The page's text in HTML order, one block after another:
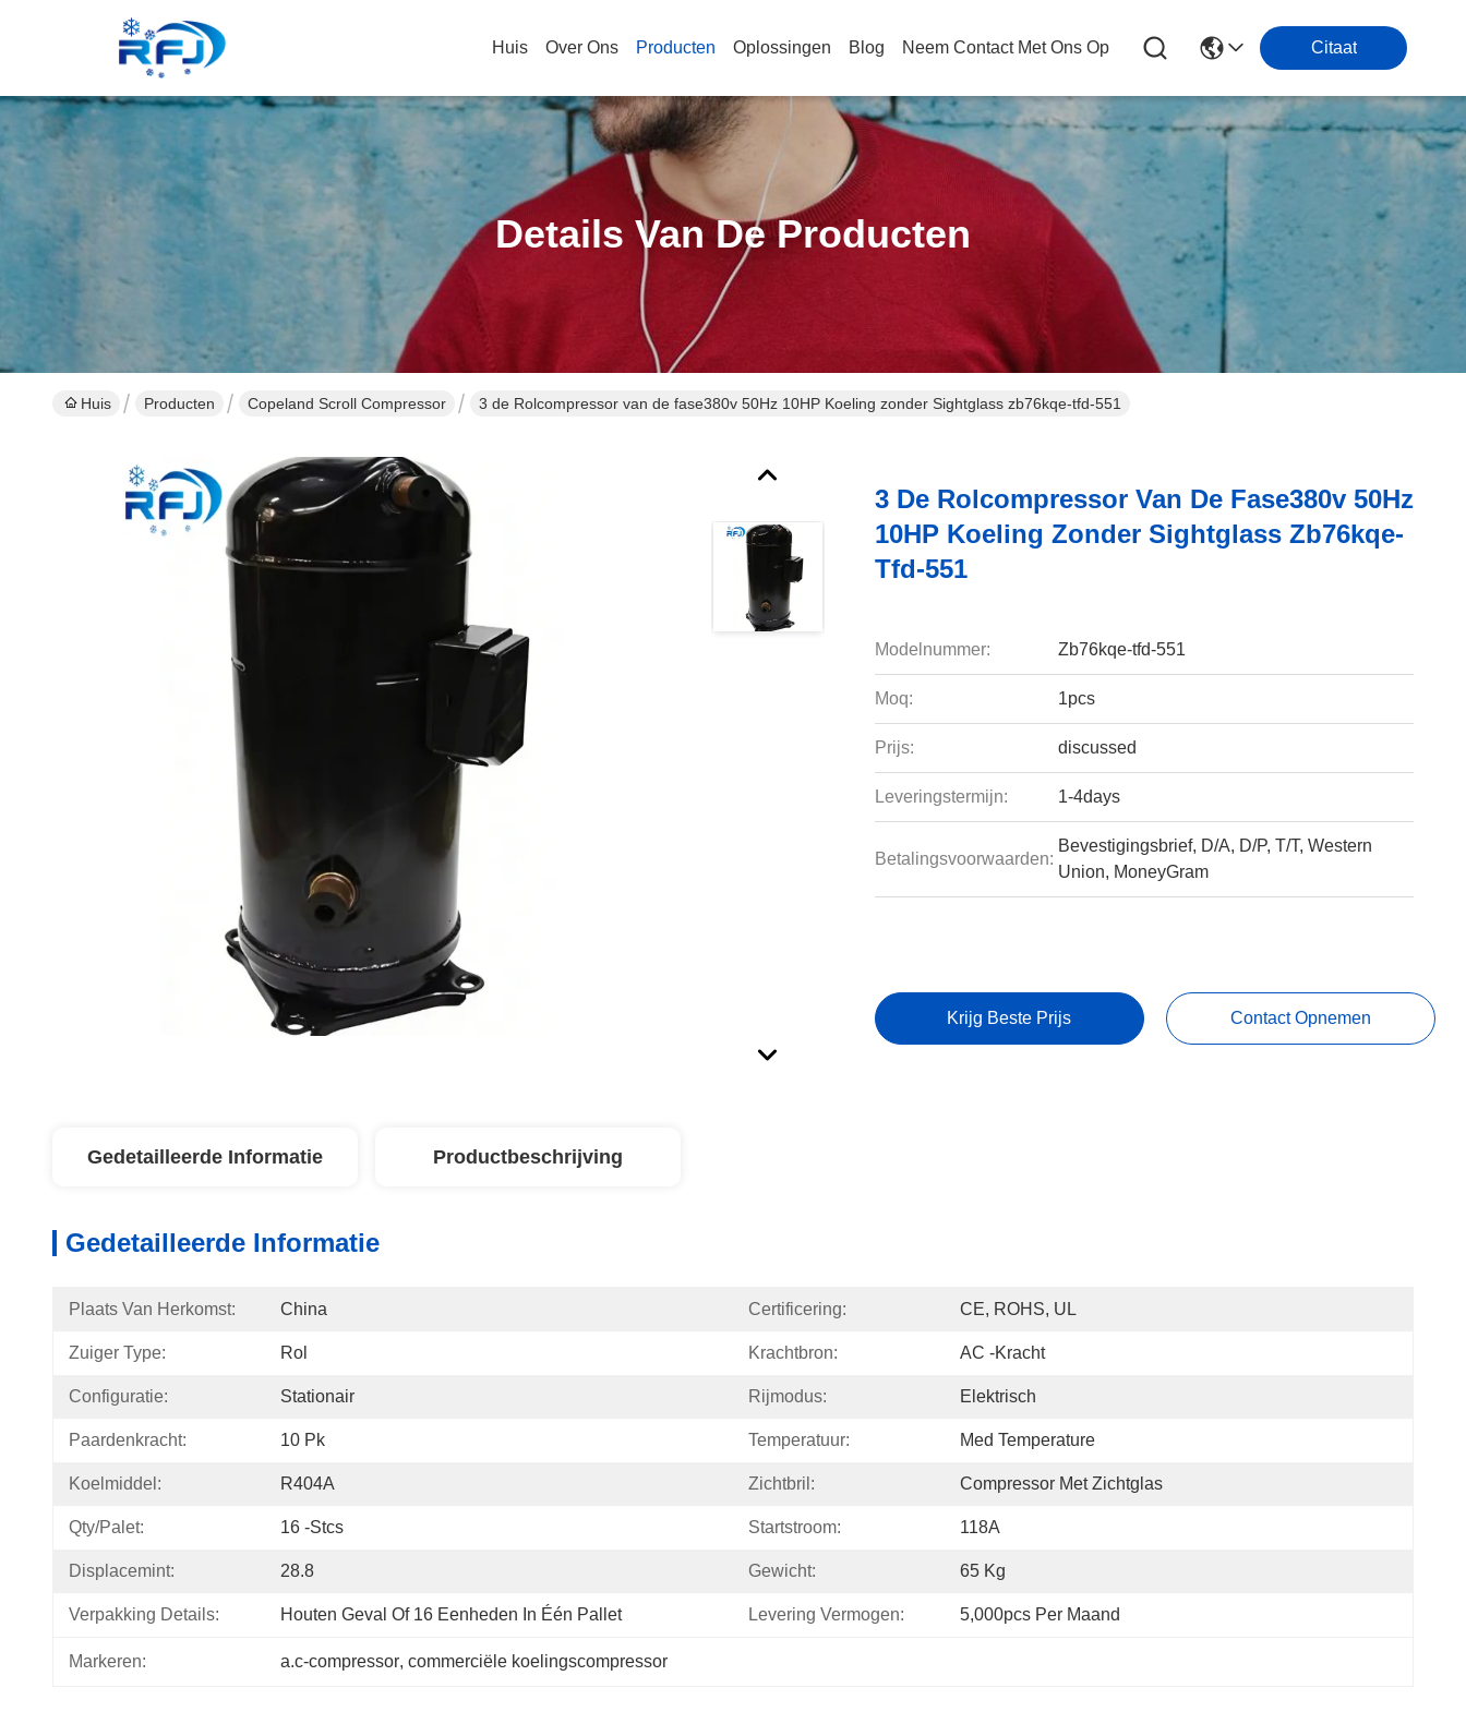
Huis Over Ons Producten Oplossingen Blog Neem Contact Met Ons Op Citaat
Details Van De Producten
Huis Producten Copeland Scroll Compressor 3 de Rolcompressor van de fase380v 50Hz 10HP Koeling zonder Sightglass zb76kqe-tfd-551
3 De Rolcompressor Van De Fase380v 50Hz
10HP Koeling Zonder Sightglass Zb76kqe-
Tfd-551
Modelnummer: Zb76kqe-tfd-551
Moq: 1pcs
Prijs: discussed
Leveringstermijn: 1-4days
Betalingsvoorwaarden:
Bevestigingsbrief, D/A, D/P, T/T, Western
Union, MoneyGram
Krijg Beste Prijs Contact Opnemen
Gedetailleerde Informatie Productbeschrijving
Gedetailleerde Informatie
Plaats Van Herkomst: China Certificering: CE, ROHS, UL
Zuiger Type: Rol Krachtbron: AC -kracht
Configuratie: Stationair Rijmodus: Elektrisch
Paardenkracht: 10 Pk Temperatuur: Med Temperature
Koelmiddel: R404A Zichtbril: Compressor Met Zichtglas
Qty/palet: 16 -stcs Startstroom: 118A
Displacemint: 28.8 Gewicht: 65 Kg
Verpakking Details: Houten Geval Of 16 Eenheden In Één Pallet Levering Vermogen: 5,000pcs Per Maand
Markeren: a.c-compressor, commerciële koelingscompressor